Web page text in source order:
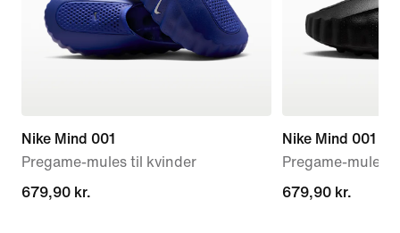
Nike Mind 001
Pregame-mules til kvinder
679,90 kr.
679,90 kr.
Nike Mind 001
Pregame-mules
679,90 kr.
679,90 kr.